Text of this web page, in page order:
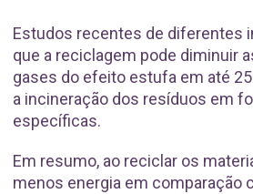
Estudos recentes de diferentes
que a reciclagem pode diminuir
gases do efeito estufa em até
a incineração dos resíduos em
específicas.
Em resumo, ao reciclar os
menos energia em comparação